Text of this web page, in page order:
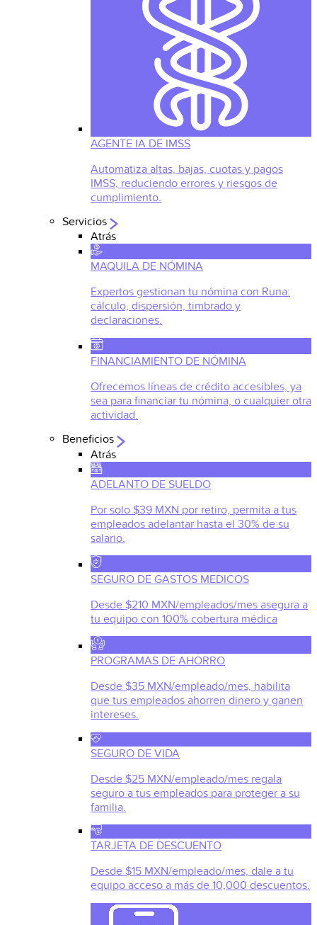
AGENTE IA DE IMSS
Automatiza altas, bajas, cuotas y pagos
IMSS, reduciendo errores y riesgos de
cumplimiento.
Servicios
Atrás
MAQUILA DE NÓMINA
Expertos gestionan tu nómina con Runa:
cálculo, dispersión, timbrado y
declaraciones.
FINANCIAMIENTO DE NÓMINA
Ofrecemos líneas de crédito accesibles, ya
sea para financiar tu nómina, o cualquier otra
actividad.
Beneficios
Atrás
ADELANTO DE SUELDO
Por solo $39 MXN por retiro, permita a tus
empleados adelantar hasta el 30% de su
salario.
SEGURO DE GASTOS MEDICOS
Desde $210 MXN/empleados/mes asegura a
tu equipo con 100% cobertura médica
PROGRAMAS DE AHORRO
Desde $35 MXN/empleado/mes, habilita
que tus empleados ahorren dinero y ganen
intereses.
SEGURO DE VIDA
Desde $25 MXN/empleado/mes regala
seguro a tus empleados para proteger a su
familia.
TARJETA DE DESCUENTO
Desde $15 MXN/empleado/mes, dale a tu
equipo acceso a más de 10,000 descuentos.